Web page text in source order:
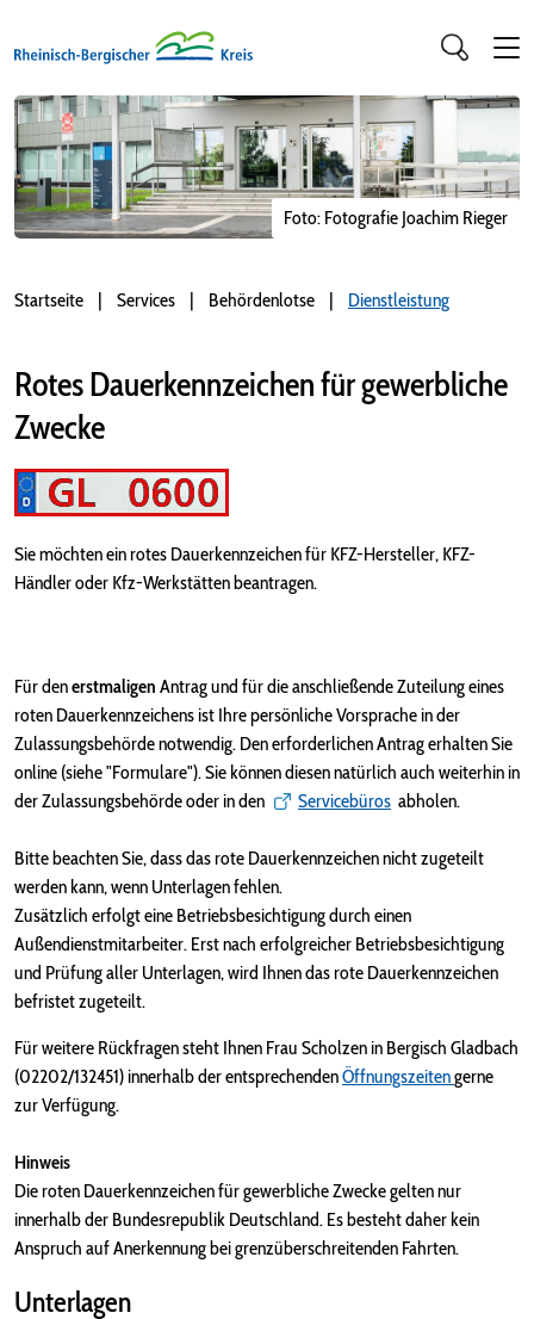
Foto: Fotografie Joachim Rieger
Startseite Services Behördenlotse Dienstleistung
Rotes Dauerkennzeichen für gewerbliche
Zwecke
Sie möchten ein rotes Dauerkennzeichen für KFZ-Hersteller, KFZ-
Händler oder Kfz-Werkstätten beantragen.
Für denerstmaligen Antrag und für die anschließende Zuteilung eines
roten Dauerkennzeichens ist Ihre persönliche Vorsprache in der
Zulassungsbehörde notwendig. Den erforderlichen Antrag erhalten Sie
online (siehe "Formulare"). Sie können diesen natürlich auch weiterhin in
der Zulassungsbehörde oder in den
Servicebüros abholen.
Bitte beachten Sie, dass das rote Dauerkennzeichen nicht zugeteilt
werden kann, wenn Unterlagen fehlen.
Zusätzlich erfolgt eine Betriebsbesichtigung durch einen
Außendienstmitarbeiter. Erst nach erfolgreicher Betriebsbesichtigung
und Prüfung aller Unterlagen, wird Ihnen das rote Dauerkennzeichen
befristet zugeteilt.
Für weitere Rückfragen steht Ihnen Frau Scholzen in Bergisch Gladbach
(02202/132451) innerhalb der entsprechendenÖffnungszeitengerne
zur Verfügung.
Hinweis
Die roten Dauerkennzeichen für gewerbliche Zwecke gelten nur
innerhalb der Bundesrepublik Deutschland. Es besteht daher kein
Anspruch auf Anerkennung bei grenzüberschreitenden Fahrten.
Unterlagen